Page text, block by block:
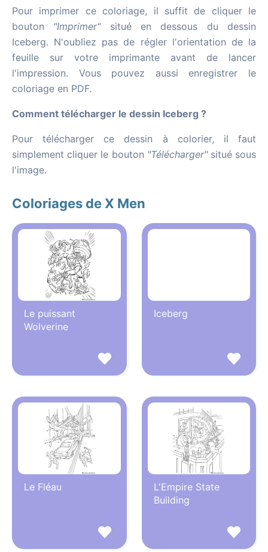
Pour imprimer ce coloriage, il suffit de cliquer le
bouton "Imprimer"situé en dessous du dessin
Iceberg. N'oubliez pas de régler l'orientation de la
feuille sur votre imprimante avant de lancer
l'impression. Vous pouvez aussi enregistrer le
coloriage en PDF.
Comment télécharger le dessin Iceberg ?
Pour télécharger ce dessin à colorier, il faut
simplement cliquer le bouton "Télécharger"situé sous
l'image.
Coloriages de X Men
Le puissant
Wolverine
Iceberg
Le Fléau
L'Empire State
Building